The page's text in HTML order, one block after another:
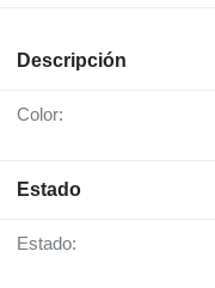
Descripción
Color:
Estado
Estado: